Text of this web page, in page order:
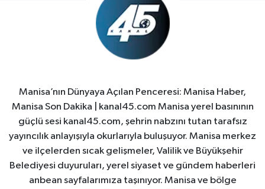
Manisa’nın Dünyaya Açılan Penceresi: Manisa Haber,
Manisa Son Dakika | kanal45.com Manisa yerel basınının
güçlü sesi kanal45.com, şehrin nabzını tutan tarafsız
yayıncılık anlayışıyla okurlarıyla buluşuyor. Manisa merkez
ve ilçelerden sıcak gelişmeler, Valilik ve Büyükşehir
Belediyesi duyuruları, yerel siyaset ve gündem haberleri
anbean sayfalarımıza taşınıyor. Manisa ve bölge